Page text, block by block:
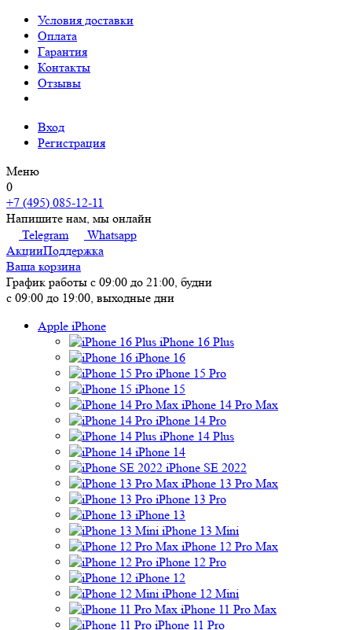
Условия доставки
Оплата
Гарантия
Контакты
Отзывы
Вход
Регистрация
Меню
0
+7 (495) 085-12-11
Напишите нам, мы онлайн
Telegram
Whatsapp
АкцииПоддержка
Ваша корзина
График работы с 09:00 до 21:00, будни
с 09:00 до 19:00, выходные дни
Apple iPhone
iPhone 16 Plus
iPhone 16
iPhone 15 Pro
iPhone 15
iPhone 14 Pro Max
iPhone 14 Pro
iPhone 14 Plus
iPhone 14
iPhone SE 2022
iPhone 13 Pro Max
iPhone 13 Pro
iPhone 13
iPhone 13 Mini
iPhone 12 Pro Max
iPhone 12 Pro
iPhone 12
iPhone 12 Mini
iPhone 11 Pro Max
iPhone 11 Pro